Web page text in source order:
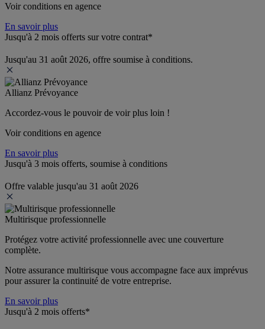
Voir conditions en agence
En savoir plus
Jusqu'à 2 mois offerts sur votre contrat*
Jusqu'au 31 août 2026, offre soumise à conditions.
Allianz Prévoyance
Accordez-vous le pouvoir de voir plus loin !
Voir conditions en agence
En savoir plus
Jusqu'à 3 mois offerts, soumise à conditions
Offre valable jusqu'au 31 août 2026
Multirisque professionnelle
Protégez votre activité professionnelle avec une couverture
complète.
Notre assurance multirisque vous accompagne face aux imprévus
pour assurer la continuité de votre entreprise.
En savoir plus
Jusqu'à 2 mois offerts*